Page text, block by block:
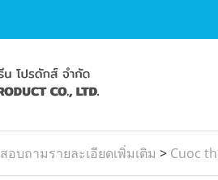
สอบถามรายละเอียดเพิ่มเติม > Cuoc